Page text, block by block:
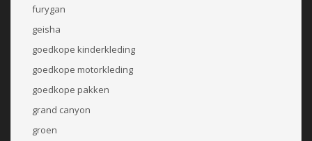
furygan
geisha
goedkope kinderkleding
goedkope motorkleding
goedkope pakken
grand canyon
groen